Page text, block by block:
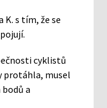
s tím, že se
cyklistů
protáhla, musel
a